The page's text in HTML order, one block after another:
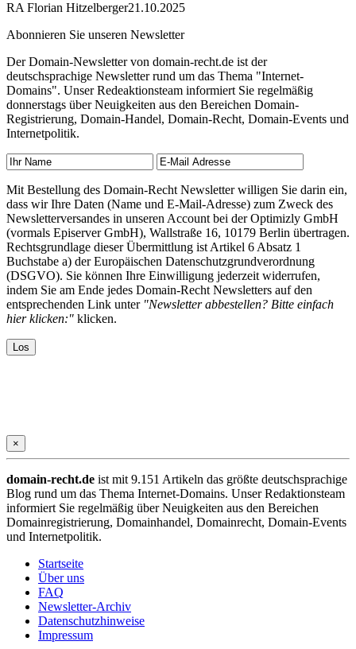
RA Florian Hitzelberger21.10.2025
Abonnieren Sie unseren Newsletter
Der Domain-Newsletter von domain-recht.de ist der
deutschsprachige Newsletter rund um das Thema "Internet-
Domains". Unser Redeaktionsteam informiert Sie regelmäßig
donnerstags über Neuigkeiten aus den Bereichen Domain-
Registrierung, Domain-Handel, Domain-Recht, Domain-Events und
Internetpolitik.
Mit Bestellung des Domain-Recht Newsletter willigen Sie darin ein,
dass wir Ihre Daten (Name und E-Mail-Adresse) zum Zweck des
Newsletterversandes in unseren Account bei der Optimizly GmbH
(vormals Episerver GmbH), Wallstraße 16, 10179 Berlin übertragen.
Rechtsgrundlage dieser Übermittlung ist Artikel 6 Absatz 1
Buchstabe a) der Europäischen Datenschutzgrundverordnung
(DSGVO). Sie können Ihre Einwilligung jederzeit widerrufen,
indem Sie am Ende jedes Domain-Recht Newsletters auf den
entsprechenden Link unter "Newsletter abbestellen? Bitte einfach
hier klicken:" klicken.
×
domain-recht.de ist mit 9.151 Artikeln das größte deutschsprachige
Blog rund um das Thema Internet-Domains. Unser Redaktionsteam
informiert Sie regelmäßig über Neuigkeiten aus den Bereichen
Domainregistrierung, Domainhandel, Domainrecht, Domain-Events
und Internetpolitik.
Startseite
Über uns
FAQ
Newsletter-Archiv
Datenschutzhinweise
Impressum